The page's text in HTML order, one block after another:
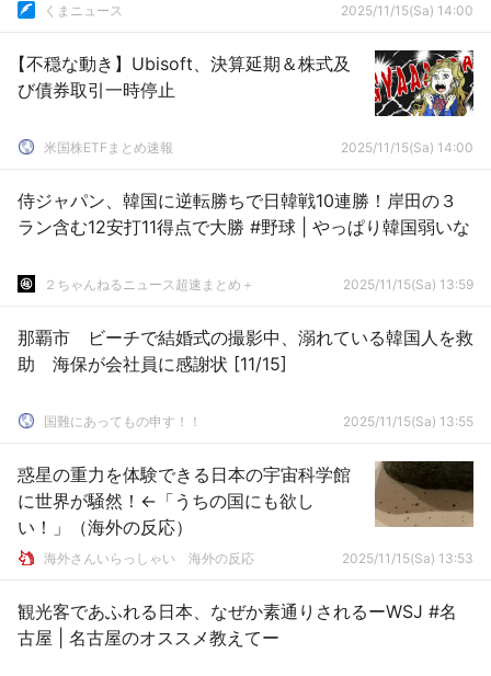
くまニュース 2025/11/15(Sa) 14:00
【不穏な動き】Ubisoft、決算延期＆株式及
び債券取引一時停止
米国株ETFまとめ速報 2025/11/15(Sa) 14:00
侍ジャパン、韓国に逆転勝ちで日韓戦10連勝！岸田の３
ラン含む12安打11得点で大勝 #野球 | やっぱり韓国弱いな
２ちゃんねるニュース超速まとめ＋ 2025/11/15(Sa) 13:59
那覇市 ビーチで結婚式の撮影中、溺れている韓国人を救
助 海保が会社員に感謝状 [11/15]
国難にあってもの申す！！ 2025/11/15(Sa) 13:55
惑星の重力を体験できる日本の宇宙科学館
に世界が騒然！←「うちの国にも欲し
い！」（海外の反応）
海外さんいらっしゃい 海外の反応 2025/11/15(Sa) 13:53
観光客であふれる日本、なぜか素通りされるーWSJ #名
古屋 | 名古屋のオススメ教えてー